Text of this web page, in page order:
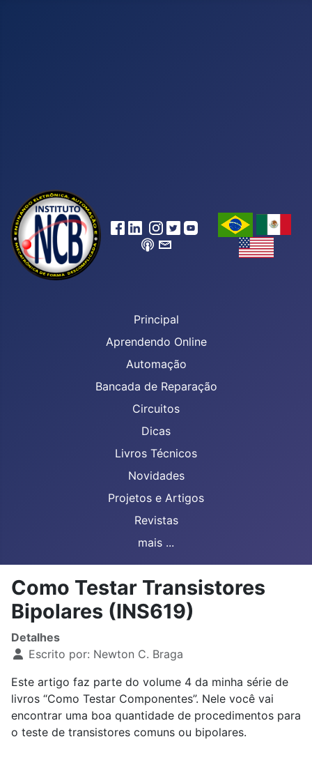
Principal
Aprendendo Online
Automação
Bancada de Reparação
Circuitos
Dicas
Livros Técnicos
Novidades
Projetos e Artigos
Revistas
mais ...
Como Testar Transistores
Bipolares (INS619)
Detalhes
Escrito por: Newton C. Braga
Este artigo faz parte do volume 4 da minha série de
livros “Como Testar Componentes”. Nele você vai
encontrar uma boa quantidade de procedimentos para
o teste de transistores comuns ou bipolares.